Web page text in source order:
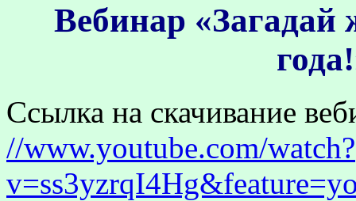
Вебинар «Загадай
Ссылка на скачивание
//www.youtube.com/watch?